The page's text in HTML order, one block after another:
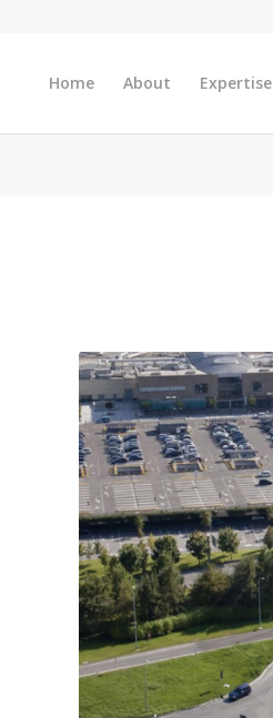
Home About Expertise